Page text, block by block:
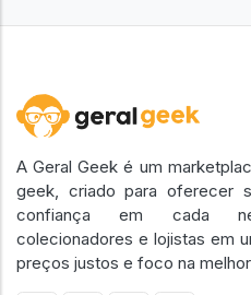
A Geral Geek é um
geek, criado para oferecer
confiança em cada
colecionadores e lojistas em
preços justos e foco na